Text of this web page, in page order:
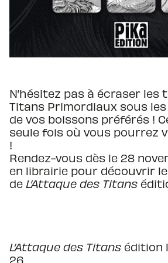
N’hésitez pas à écraser les
Titans Primordiaux sous
de vos boissons préférés !
seule fois où vous pourrez
!
Rendez-vous dès le 28
en librairie pour découvrir
de L’Attaque des Titans
L’Attaque des Titans édition
26